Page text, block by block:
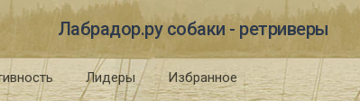
Лабрадор.ру собаки - ретриверы
Лидеры Избранное